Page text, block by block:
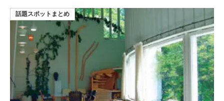
話題スポットまとめ